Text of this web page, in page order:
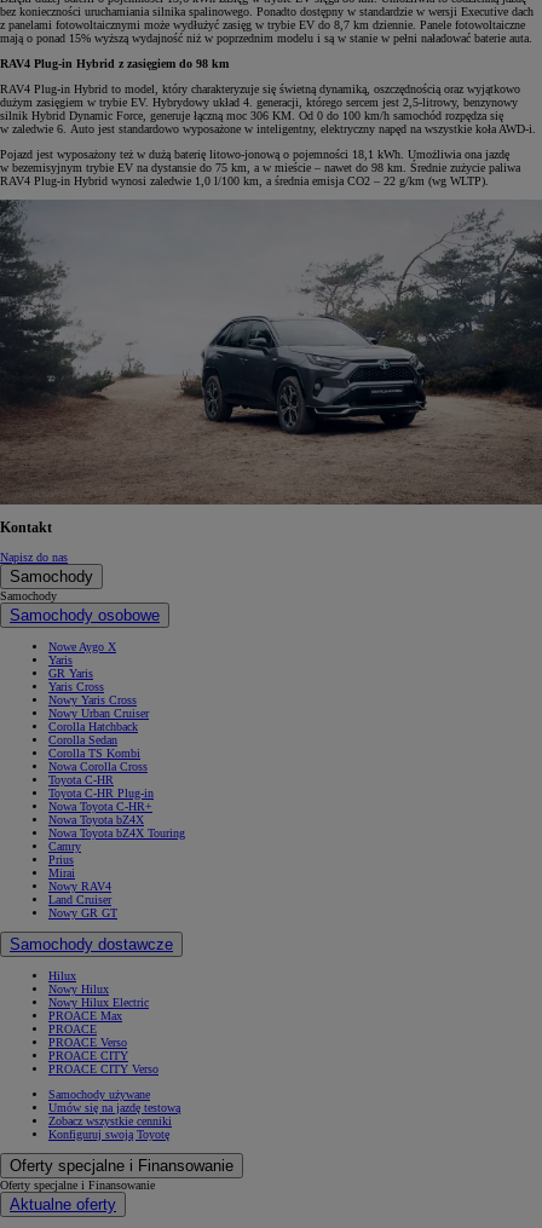
bez konieczności uruchamiania silnika spalinowego. Ponadto dostępny w standardzie w wersji Executive dach
z panelami fotowoltaicznymi może wydłużyć zasięg w trybie EV do 8,7 km dziennie. Panele fotowoltaiczne
mają o ponad 15% wyższą wydajność niż w poprzednim modelu i są w stanie w pełni naładować baterie auta.
RAV4 Plug-in Hybrid z zasięgiem do 98 km
RAV4 Plug-in Hybrid to model, który charakteryzuje się świetną dynamiką, oszczędnością oraz wyjątkowo
dużym zasięgiem w trybie EV. Hybrydowy układ 4. generacji, którego sercem jest 2,5-litrowy, benzynowy
silnik Hybrid Dynamic Force, generuje łączną moc 306 KM. Od 0 do 100 km/h samochód rozpędza się
w zaledwie 6. Auto jest standardowo wyposażone w inteligentny, elektryczny napęd na wszystkie koła AWD-i.
Pojazd jest wyposażony też w dużą baterię litowo-jonową o pojemności 18,1 kWh. Umożliwia ona jazdę
w bezemisyjnym trybie EV na dystansie do 75 km, a w mieście – nawet do 98 km. Średnie zużycie paliwa
RAV4 Plug-in Hybrid wynosi zaledwie 1,0 l/100 km, a średnia emisja CO2 – 22 g/km (wg WLTP).
Kontakt
Napisz do nas
Samochody
Samochody
Samochody osobowe
Nowe Aygo X
Yaris
GR Yaris
Yaris Cross
Nowy Yaris Cross
Nowy Urban Cruiser
Corolla Hatchback
Corolla Sedan
Corolla TS Kombi
Nowa Corolla Cross
Toyota C-HR
Toyota C-HR Plug-in
Nowa Toyota C-HR+
Nowa Toyota bZ4X
Nowa Toyota bZ4X Touring
Camry
Prius
Mirai
Nowy RAV4
Land Cruiser
Nowy GR GT
Samochody dostawcze
Hilux
Nowy Hilux
Nowy Hilux Electric
PROACE Max
PROACE
PROACE Verso
PROACE CITY
PROACE CITY Verso
Samochody używane
Umów się na jazdę testową
Zobacz wszystkie cenniki
Konfiguruj swoją Toyotę
Oferty specjalne i Finansowanie
Oferty specjalne i Finansowanie
Aktualne oferty